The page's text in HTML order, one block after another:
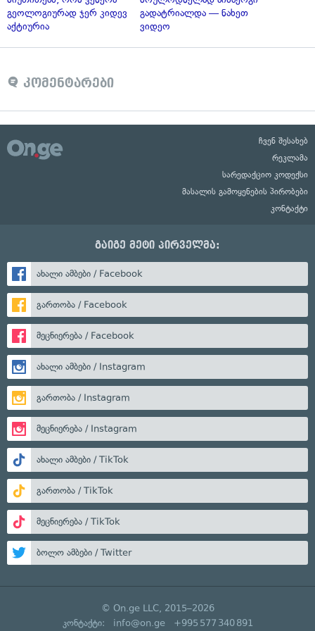
გეოლოგიურად ჯერ კიდევ
აქტიურია
გადატრიალდა — ნახეთ
ვიდეო
კომენტარები
ჩვენ შესახებ
რეკლამა
სარედაქციო კოდექსი
მასალის გამოყენების პირობები
კონტაქტი
გაიგე მეტი პირველმა:
ახალი ამბები / Facebook
გართობა / Facebook
მეცნიერება / Facebook
ახალი ამბები / Instagram
გართობა / Instagram
მეცნიერება / Instagram
ახალი ამბები / TikTok
გართობა / TikTok
მეცნიერება / TikTok
ბოლო ამბები / Twitter
© On.ge LLC, 2015–2026
კონტაქტი: info@on.ge +995 577 340 891